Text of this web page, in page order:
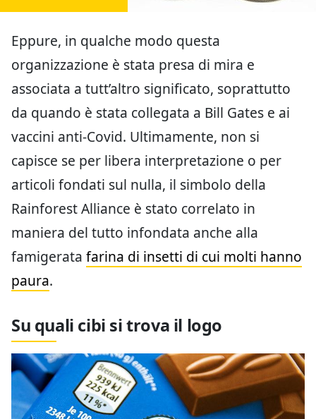
Eppure, in qualche modo questa
organizzazione è stata presa di mira e
associata a tutt’altro significato, soprattutto
da quando è stata collegata a Bill Gates e ai
vaccini anti-Covid. Ultimamente, non si
capisce se per libera interpretazione o per
articoli fondati sul nulla, il simbolo della
Rainforest Alliance è stato correlato in
maniera del tutto infondata anche alla
famigerata farina di insetti di cui molti hanno
paura.
Su quali cibi si trova il logo